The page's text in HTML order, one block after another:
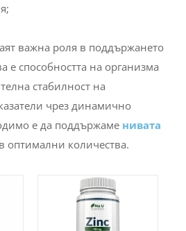
важна роля в поддържането
е способността на организма
стабилност на
чрез динамично
е да поддържаме нивата
оптимални количества.